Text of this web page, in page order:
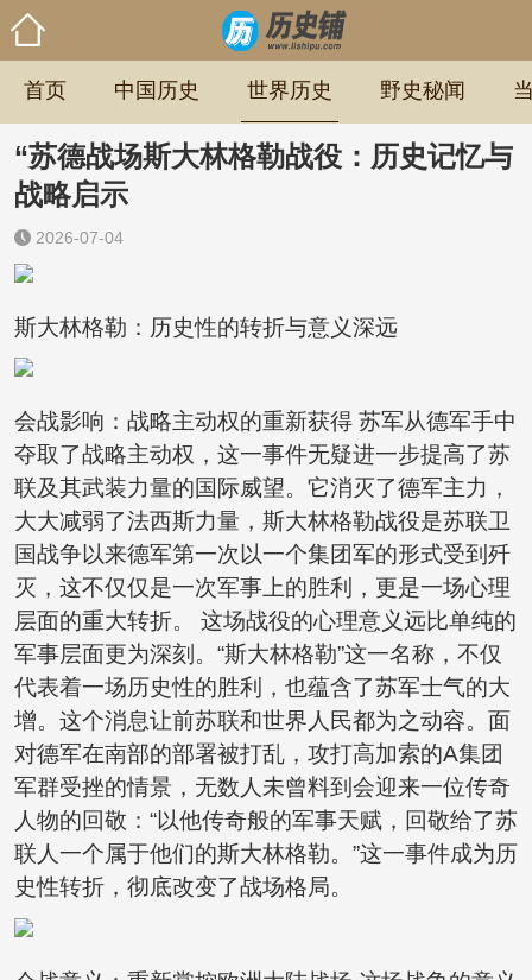
首页 中国历史 世界历史 野史秘闻
“苏德战场斯大林格勒战役：历史记忆与
战略启示
2026-07-04
斯大林格勒：历史性的转折与意义深远
会战影响：战略主动权的重新获得 苏军从德军手中
夺取了战略主动权，这一事件无疑进一步提高了苏
联及其武装力量的国际威望。它消灭了德军主力，
大大减弱了法西斯力量，斯大林格勒战役是苏联卫
国战争以来德军第一次以一个集团军的形式受到歼
灭，这不仅仅是一次军事上的胜利，更是一场心理
层面的重大转折。 这场战役的心理意义远比单纯的
军事层面更为深刻。“斯大林格勒”这一名称，不仅
代表着一场历史性的胜利，也蕴含了苏军士气的大
增。这个消息让前苏联和世界人民都为之动容。面
对德军在南部的部署被打乱，攻打高加索的A集团
军群受挫的情景，无数人未曾料到会迎来一位传奇
人物的回敬：“以他传奇般的军事天赋，回敬给了苏
联人一个属于他们的斯大林格勒。”这一事件成为历
史性转折，彻底改变了战场格局。